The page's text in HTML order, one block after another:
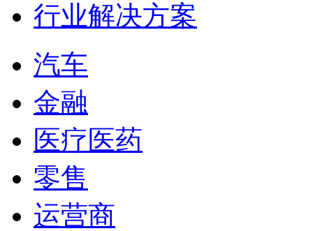
行业解决方案
汽车
金融
医疗医药
零售
运营商